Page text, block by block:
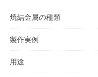
焼結金属の種類
製作実例
用途